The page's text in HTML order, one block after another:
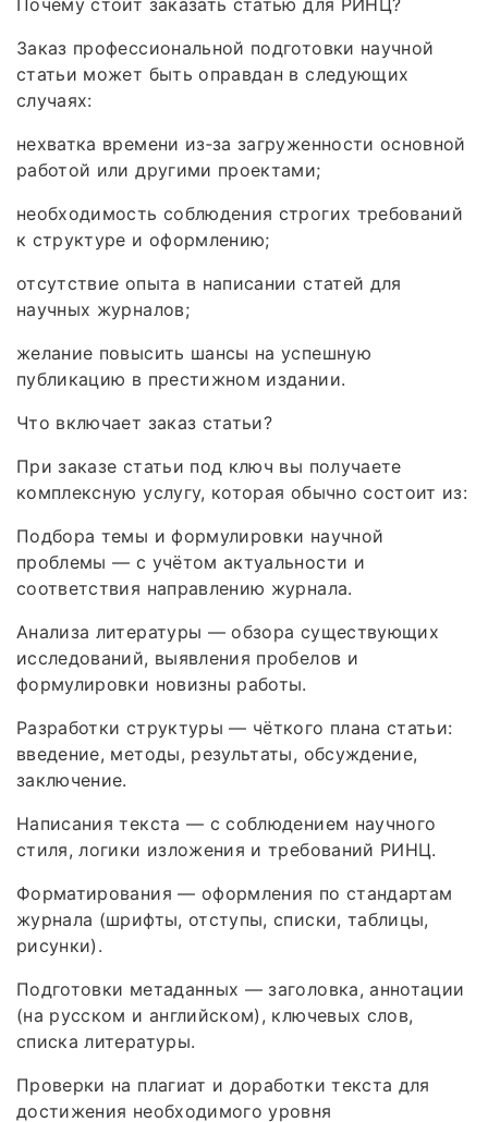
Почему стоит заказать статью для РИНЦ?
Заказ профессиональной подготовки научной
статьи может быть оправдан в следующих
случаях:
нехватка времени из‑за загруженности основной
работой или другими проектами;
необходимость соблюдения строгих требований
к структуре и оформлению;
отсутствие опыта в написании статей для
научных журналов;
желание повысить шансы на успешную
публикацию в престижном издании.
Что включает заказ статьи?
При заказе статьи под ключ вы получаете
комплексную услугу, которая обычно состоит из:
Подбора темы и формулировки научной
проблемы — с учётом актуальности и
соответствия направлению журнала.
Анализа литературы — обзора существующих
исследований, выявления пробелов и
формулировки новизны работы.
Разработки структуры — чёткого плана статьи:
введение, методы, результаты, обсуждение,
заключение.
Написания текста — с соблюдением научного
стиля, логики изложения и требований РИНЦ.
Форматирования — оформления по стандартам
журнала (шрифты, отступы, списки, таблицы,
рисунки).
Подготовки метаданных — заголовка, аннотации
(на русском и английском), ключевых слов,
списка литературы.
Проверки на плагиат и доработки текста для
достижения необходимого уровня